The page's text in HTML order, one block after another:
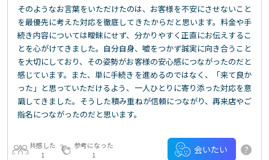
そのようなお言葉をいただけたのは、お客様を不安にさせないこと
を最優先に考えた対応を徹底してきたからだと思います。料金や手
続き内容については曖昧にせず、分かりやすく正直にお伝えするこ
とを心がけてきました。自分自身、嘘をつかず誠実に向き合うこと
を大切にしており、その姿勢がお客様の安心感につながったのだと
感じています。また、単に手続きを進めるのではなく、「来て良か
った」と思っていただけるよう、一人ひとりに寄り添った対応を意
識してきました。そうした積み重ねが信頼につながり、再来店やご
指名につながったのだと思います。
共感した
1
参考になった
1
会いたい ?